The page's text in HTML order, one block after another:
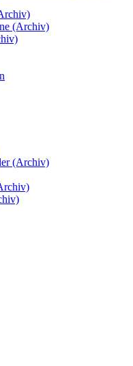
(Archiv)
(Archiv)